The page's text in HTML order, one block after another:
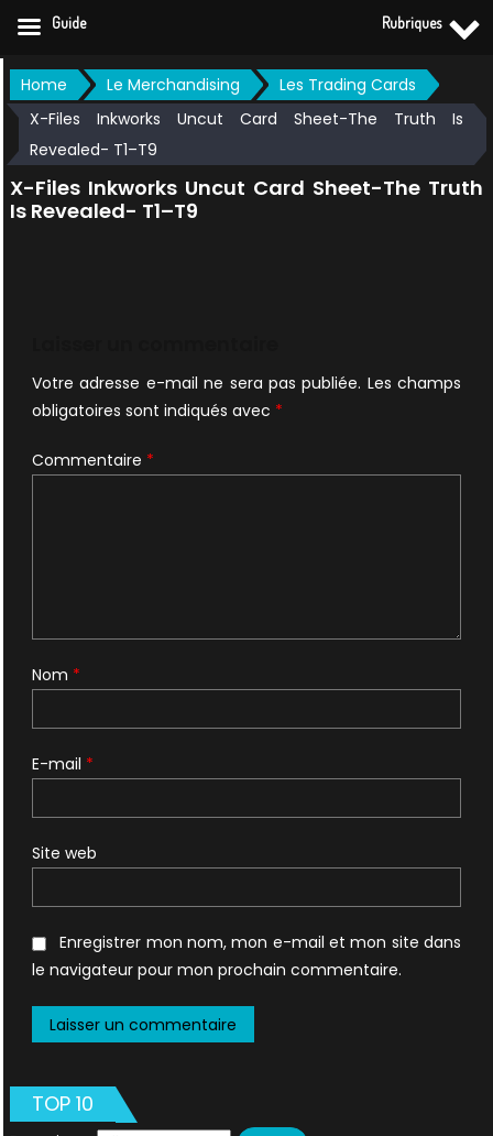
Skip
to
content
Home Le Merchandising
Les Trading Cards
X-Files Inkworks Uncut Card Sheet-The Truth Is
Revealed- T1–T9
X-Files Inkworks Uncut Card Sheet-The Truth
Is Revealed- T1–T9
Votre adresse e-mail ne sera pas publiée. Les champs
obligatoires sont indiqués avec *
Commentaire *
Nom *
E-mail *
Site web
Enregistrer mon nom, mon e-mail et mon site dans
le navigateur pour mon prochain commentaire.
TOP 10
Guide Rubriques